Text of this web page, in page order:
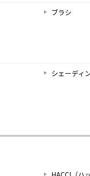
ブラシ
シェーディ